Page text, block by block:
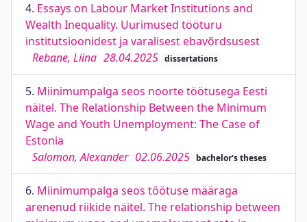
4. Essays on Labour Market Institutions and
Wealth Inequality. Uurimused tööturu
institutsioonidest ja varalisest ebavõrdsusest
Rebane, Liina 28.04.2025 dissertations
5. Miinimumpalga seos noorte töötusega Eesti
näitel. The Relationship Between the Minimum
Wage and Youth Unemployment: The Case of
Estonia
Salomon, Alexander 02.06.2025 bachelor's theses
6. Miinimumpalga seos töötuse määraga
arenenud riikide näitel. The relationship between